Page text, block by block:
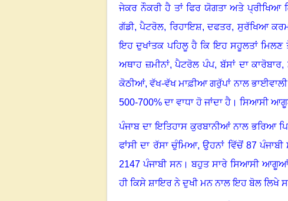
ਜੇਕਰ ਨੌਕਰੀ ਹੈ ਤਾਂ ਫਿਰ ਯੋਗਤਾ ਅਤੇ ਪ੍ਰੀਖਿਆ
ਗੱਡੀ,ਪੈਟਰੋਲ, ਰਿਹਾਇਸ਼,ਦਫਤਰ, ਸੁਰੱਖਿਆ
ਇਹ ਦੁਖਾਂਤਕ ਪਹਿਲੂ ਹੈ ਕਿ ਇਹ ਸਹੂਲਤਾਂ ਮਿਲਣ
ਅਥਾਹ ਜ਼ਮੀਨਾਂ,ਪੈਟਰੋਲ ਪੰਪ,ਬੱਸਾਂ ਦਾ ਕਾਰੋਬਾਰ,
ਕੋਠੀਆਂ, ਵੱਖ-ਵੱਖ ਮਾਫ਼ੀਆ ਗਰੁੱਪਾਂ ਨਾਲ
500-700%ਦਾ ਵਾਧਾ ਹੋ ਜਾਂਦਾ ਹੈ । ਸਿਆਸੀ
ਪੰਜਾਬ ਦਾ ਇਤਿਹਾਸ ਕੁਰਬਾਨੀਆਂ ਨਾਲ ਭਰਿਆ
ਫਾਂਸੀ ਦਾ ਰੱਸਾ ਚੁੰਮਿਆ,ਉਹਨਾਂ ਵਿੱਚੋਂ 87ਪੰਜਾਬੀ
2147 ਪੰਜਾਬੀ ਸਨ।ਬਹੁਤ ਸਾਰੇ ਸਿਆਸੀ ਆਗੂਆਂ
ਹੀ ਕਿਸੇ ਸ਼ਾਇਰ ਨੇ ਦੁਖੀ ਮਨ ਨਾਲ ਇਹ ਬੋਲ ਲਿਖੇ